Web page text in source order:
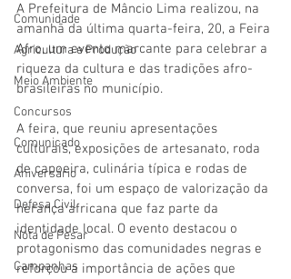
Comunidade
Agricultura e Produção
Meio Ambiente
Concursos
Comunicado
Aniversário
Defesa Civil
Nota de Pesar
Campanhas
A Prefeitura de Mâncio Lima realizou, na
amanhã da última quarta-feira, 20, a Feira
Afro, um evento marcante para celebrar a
riqueza da cultura e das tradições afro-
brasileiras no município.
A feira, que reuniu apresentações
culturais, exposições de artesanato, roda
de capoeira, culinária típica e rodas de
conversa, foi um espaço de valorização da
herança africana que faz parte da
identidade local. O evento destacou o
protagonismo das comunidades negras e
reforçou a importância de ações que